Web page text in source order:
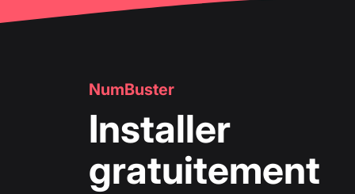
NumBuster
Installer
gratuitement